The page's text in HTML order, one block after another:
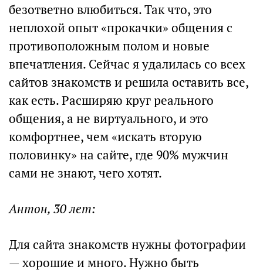
безответно влюбиться. Так что, это
неплохой опыт «прокачки» общения с
противоположным полом и новые
впечатления. Сейчас я удалилась со всех
сайтов знакомств и решила оставить все,
как есть. Расширяю круг реального
общения, а не виртуального, и это
комфортнее, чем «искать вторую
половинку» на сайте, где 90% мужчин
сами не знают, чего хотят.
Антон, 30 лет:
Для сайта знакомств нужны фотографии
— хорошие и много. Нужно быть